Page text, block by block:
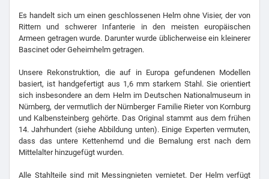
Es handelt sich um einen geschlossenen Helm ohne Visier, der von
Rittern und schwerer Infanterie in den meisten europäischen
Armeen getragen wurde. Darunter wurde üblicherweise ein kleinerer
Bascinet oder Geheimhelm getragen.
Unsere Rekonstruktion, die auf in Europa gefundenen Modellen
basiert, ist handgefertigt aus 1,6 mm starkem Stahl. Sie orientiert
sich insbesondere an dem Helm im Deutschen Nationalmuseum in
Nürnberg, der vermutlich der Nürnberger Familie Rieter von Kornburg
und Kalbensteinberg gehörte. Das Original stammt aus dem frühen
14. Jahrhundert (siehe Abbildung unten). Einige Experten vermuten,
dass das untere Kettenhemd und die Bemalung erst nach dem
Mittelalter hinzugefügt wurden.
Alle Stahlteile sind mit Messingnieten vernietet. Der Helm verfügt